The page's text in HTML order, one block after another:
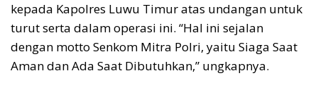
kepada Kapolres Luwu Timur atas undangan untuk
turut serta dalam operasi ini. “Hal ini sejalan
dengan motto Senkom Mitra Polri, yaitu Siaga Saat
Aman dan Ada Saat Dibutuhkan,” ungkapnya.